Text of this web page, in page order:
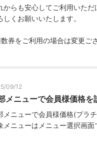
からも安心してご利用いた
しくお願いいたします。
券をご利用の場合は変更ご
09/12
メニューで会員様価格を
メニューで会員様価格(プラ
メニューはメニュー選択画面